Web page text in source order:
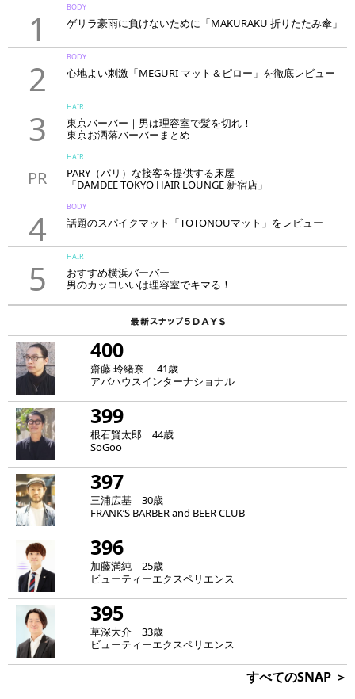
1
BODY
ゲリラ豪雨に負けないために「MAKURAKU 折りたたみ傘」
2
BODY
心地よい刺激「MEGURI マット＆ピロー」を徹底レビュー
3
HAIR
東京バーバー｜男は理容室で髪を切れ！
東京お洒落バーバーまとめ
PR
HAIR
PARY（パリ）な接客を提供する床屋
「DAMDEE TOKYO HAIR LOUNGE 新宿店」
4
BODY
話題のスパイクマット「TOTONOUマット」をレビュー
5
HAIR
おすすめ横浜バーバー
男のカッコいいは理容室でキマる！
400
齋藤 玲緒奈 41歳
アバハウスインターナショナル
399
根石賢太郎 44歳
SoGoo
397
三浦広基 30歳
FRANK‘S BARBER and BEER CLUB
396
加藤満純 25歳
ビューティーエクスペリエンス
395
草深大介 33歳
ビューティーエクスペリエンス
すべてのSNAP ＞